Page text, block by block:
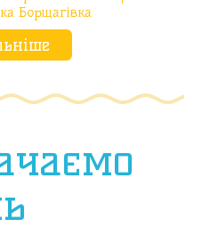
Борщагівка